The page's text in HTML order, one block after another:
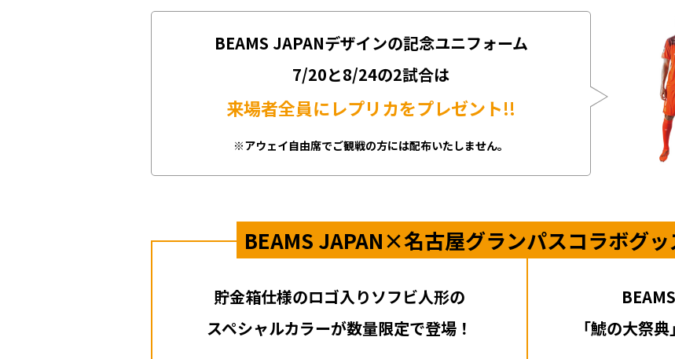
BEAMS JAPANデザインの記念ユニフォーム
7/20と8/24の2試合は
来場者全員にレプリカをプレゼント!!
※アウェイ自由席でご観戦の方には配布いたしません。
BEAMS JAPAN×名古屋グランパスコラボグ
貯金箱仕様のロゴ入りソフビ人形の
スペシャルカラーが数量限定で登場！
「鯱の大祭